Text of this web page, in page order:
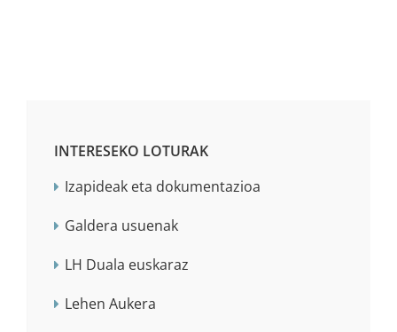
INTERESEKO LOTURAK
Izapideak eta dokumentazioa
Galdera usuenak
LH Duala euskaraz
Lehen Aukera